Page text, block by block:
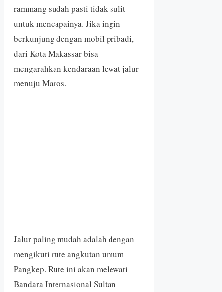
rammang sudah pasti tidak sulit
untuk mencapainya. Jika ingin
berkunjung dengan mobil pribadi,
dari Kota Makassar bisa
mengarahkan kendaraan lewat jalur
menuju Maros.
Jalur paling mudah adalah dengan
mengikuti rute angkutan umum
Pangkep. Rute ini akan melewati
Bandara Internasional Sultan